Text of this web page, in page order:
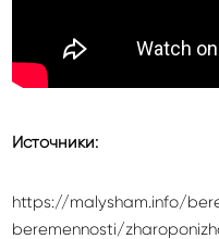
Источники:
https://malysham.info/
beremennosti/